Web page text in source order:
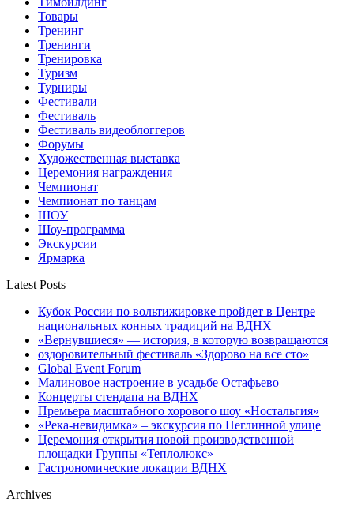
Товары
Тренинг
Тренинги
Тренировка
Туризм
Турниры
Фестивали
Фестиваль
Фестиваль видеоблоггеров
Форумы
Художественная выставка
Церемония награждения
Чемпионат
Чемпионат по танцам
ШОУ
Шоу-программа
Экскурсии
Ярмарка
Latest Posts
Кубок России по вольтижировке пройдет в Центре
национальных конных традиций на ВДНХ
«Вернувшиеся» — история, в которую возвращаются
оздоровительный фестиваль «Здорово на все сто»
Global Event Forum
Малиновое настроение в усадьбе Остафьево
Концерты стендапа на ВДНХ
Премьера масштабного хорового шоу «Ностальгия»
«Река-невидимка» – экскурсия по Неглинной улице
Церемония открытия новой производственной
площадки Группы «Теплолюкс»
Гастрономические локации ВДНХ
Archives